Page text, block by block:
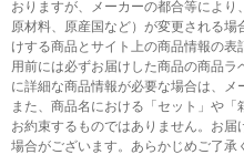
おりますが、メーカーの都合等により
原材料、原産国など）が変更される
けする商品とサイト上の商品情報の
用前には必ずお届けした商品の商品
に詳細な商品情報が必要な場合は、メ
また、商品名における「セット」や
お約束するものではありません。お
場合がございます。あらかじめご了承